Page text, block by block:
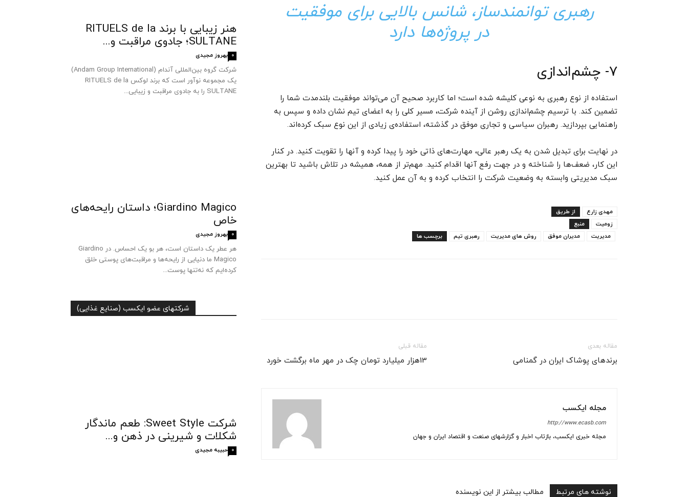
رهبری توانمندساز،‌ شانس بالایی برای موفقیت
در پروژه‌ها دارد
۷- چشم‌اندازی
استفاده از نوع رهبری به نوعی کلیشه شده است؛ اما کاربرد صحیح آن می‌تواند موفقیت بلندمدت شما را
تضمین کند. با ترسیم چشم‌اندازی روشن از آینده‌ شرکت، مسیر کلی را به اعضای تیم نشان داده و سپس به
راهنمایی بپردازید. رهبران سیاسی و تجاری موفق در گذشته، استفاده‌ی زیادی از این نوع سبک کرده‌اند.
در نهایت برای تبدیل شدن به یک رهبر عالی، مهارت‌های ذاتی خود را پیدا کرده و آنها را تقویت کنید. در کنار
این کار، ضعف‌ها را شناخته و در جهت رفع آنها اقدام کنید. مهم‌تر از همه، همیشه در تلاش باشید تا بهترین
سبک مدیریتی وابسته به وضعیت شرکت را انتخاب کرده و به آن عمل کنید.
از طریق
مهدی زارع
منبع
زومیت
برچسب ها
رهبری تیم روش های مدیریت مدیران موفق مدیریت
مقاله قبلی
13هزار میلیارد تومان چک در مهر ماه برگشت خورد
مقاله بعدی
برندهای پوشاک ایران در گمنامی
مجله ایکسب
http://www.ecasb.com
مجله خبری ایکسب، بازتاب اخبار و گزارشهای صنعت و اقتصاد ایران و جهان
نوشته های مرتبط مطالب بیشتر از این نویسنده
هنر زیبایی با برند RITUELS de la
SULTANE؛ جادوی مراقبت و...
بهروز مجیدی 0
شرکت گروه بین‌المللی آندام (Andam Group International)
یک مجموعه نوآور است که برند لوکس RITUELS de la
SULTANE را به جادوی مراقبت و زیبایی...
Giardino Magico؛ داستان رایحه‌های
خاص
بهروز مجیدی 0
هر عطر یک داستان است، هر بو یک احساس. در Giardino
Magico ما دنیایی از رایحه‌ها و مراقبت‌های پوستی خلق
کرده‌ایم که نه‌تنها پوست...
شرکتهای عضو ایکسب (صنایع غذایی)
شرکت Sweet Style: طعم ماندگار
شکلات و شیرینی در ذهن و...
حبیبه مجیدی 0